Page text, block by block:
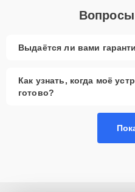
Выдаётся ли вами
Как узнать, когда моё
готово?